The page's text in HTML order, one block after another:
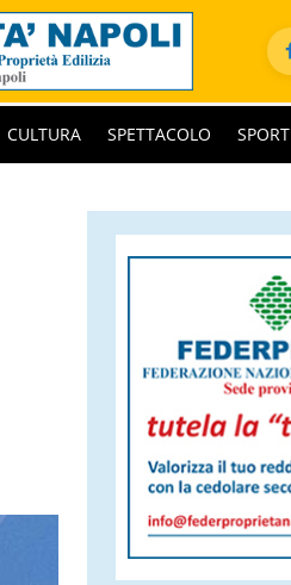
CULTURA SPETTACOLO SPORT